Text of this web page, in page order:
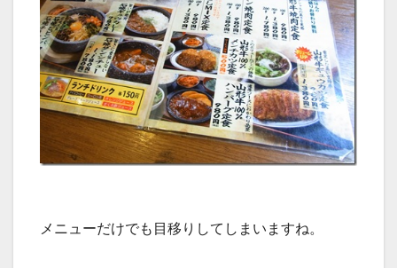
メニューだけでも目移りしてしまいますね。